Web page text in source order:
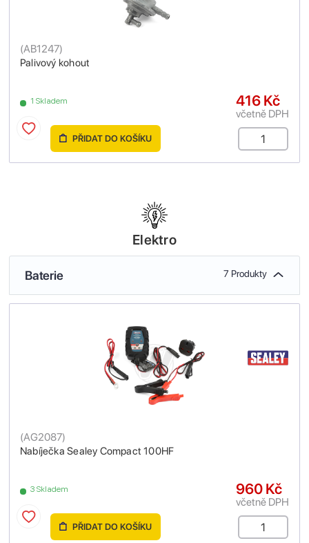
Palivový kohout
(AB1247)
1 Skladem 416 Kč
včetně DPH
PŘIDAT DO KOŠÍKU
Elektro
Baterie 7 Produkty
Nabíječka Sealey Compact 100HF
(AG2087)
3 Skladem 960 Kč
včetně DPH
PŘIDAT DO KOŠÍKU